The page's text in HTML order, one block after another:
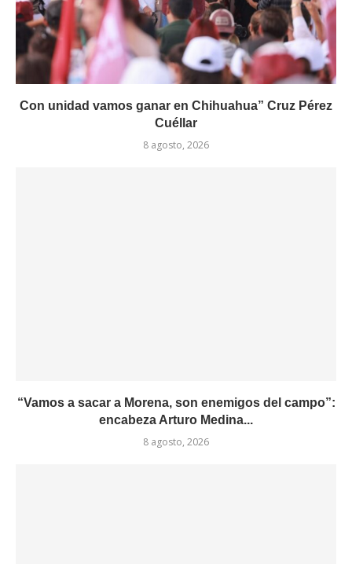
Con unidad vamos ganar en Chihuahua” Cruz Pérez
Cuéllar
8 agosto, 2026
“Vamos a sacar a Morena, son enemigos del campo”:
encabeza Arturo Medina...
8 agosto, 2026